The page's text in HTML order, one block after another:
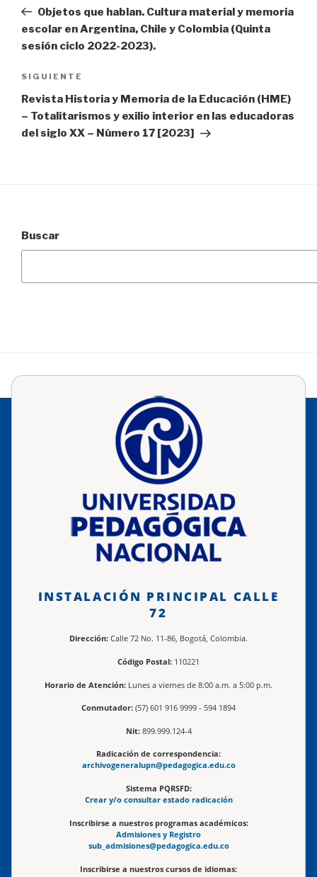
entradas
anterior:
Objetos que hablan. Cultura material y memoria
escolar en Argentina, Chile y Colombia (Quinta
sesión ciclo 2022-2023).
Siguiente
entrada
SIGUIENTE
Revista Historia y Memoria de la Educación (HME)
– Totalitarismos y exilio interior en las educadoras
del siglo XX – Número 17 [2023]
Buscar
INSTALACIÓN PRINCIPAL CALLE
72
Dirección: Calle 72 No. 11-86, Bogotá, Colombia.
Código Postal: 110221
Horario de Atención: Lunes a viernes de 8:00 a.m. a 5:00 p.m.
Conmutador: (57) 601 916 9999 - 594 1894
Nit:899.999.124-4
Radicación de correspondencia:
archivogeneralupn@pedagogica.edu.co
Sistema PQRSFD:
Crear y/o consultar estado radicación
Inscribirse a nuestros programas académicos:
Admisiones y Registro
sub_admisiones@pedagogica.edu.co
Inscribirse a nuestros cursos de idiomas: